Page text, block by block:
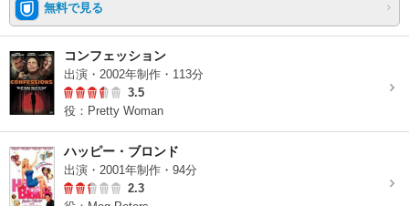
無料で見る
コンフェッション
出演・2002年制作・113分
3.5
役：Pretty Woman
ハッピー・ブロンド
出演・2001年制作・94分
2.3